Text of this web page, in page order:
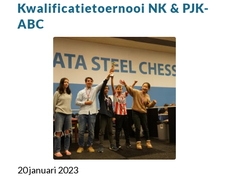
Kwalificatietoernooi NK & PJK-
ABC
20 januari 2023